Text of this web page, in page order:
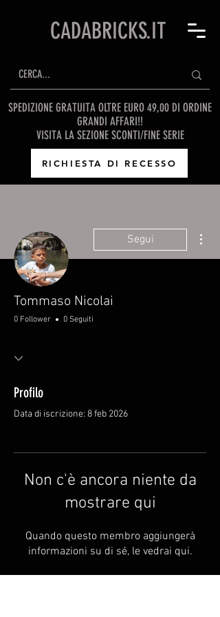
CADABRICKS.IT
SPEDIZIONE GRATUITA OLTRE EURO 49,00 DI ORDINE
GRANDI AFFARI!!
VISITA LA SEZIONE SCONTI/FINE SERIE
RICHIESTA DI RECESSO
Segui
Tommaso Nicolai
0 Follower 0 Seguiti
Profilo
Data di iscrizione: 8 feb 2026
Non c'è ancora niente da
mostrare qui
Quando questo membro aggiungerà
informazioni su di sé, le vedrai qui.